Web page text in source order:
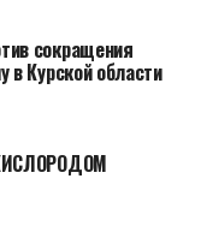
сокращения
в Курской области